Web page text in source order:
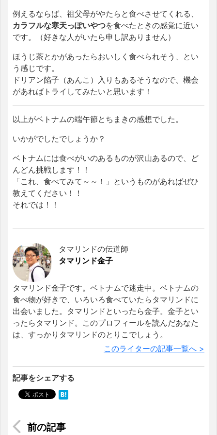
例えるならば、祖父母がやたらと食べさせてくれる、
カラフルな寒天っぽいやつを食べたときの感覚に近い
です。（好きな人がいたら申し訳ありません）
ほうじ茶とかがあったらおいしく食べられそう、とい
う感じです。
ドリアン餡子（あんこ）入りもあるそうなので、機会
があればトライしてみたいと思います！
以上がベトナムの端午節とちまきの感想でした。
いかがでしたでしょうか？
ベトナムには食べがいのあるものが沢山あるので、ど
んどん挑戦します！！
「これ、食べてみて～～！」というものがあればぜひ
教えてください！！
それでは！！
タマリンドの伝道師
タマリンド金子
タマリンド金子です。ベトナムで迷走中。ベトナムの
食べ物が好きで、いろいろ食べていたらタマリンドに
出会いました。タマリンドといったら金子。金子とい
ったらタマリンド。このプロフィールを読んだあなた
は、すっかりタマリンドのとりこでしょう。
このライターの記事一覧へ >
記事をシェアする
4ヶ月待ちの瓶詰めスイーツ「ティラミスヒーロ